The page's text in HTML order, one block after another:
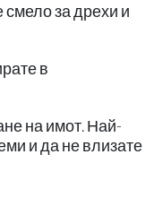
за дрехи и
в
на имот. Най-
и да не влизате